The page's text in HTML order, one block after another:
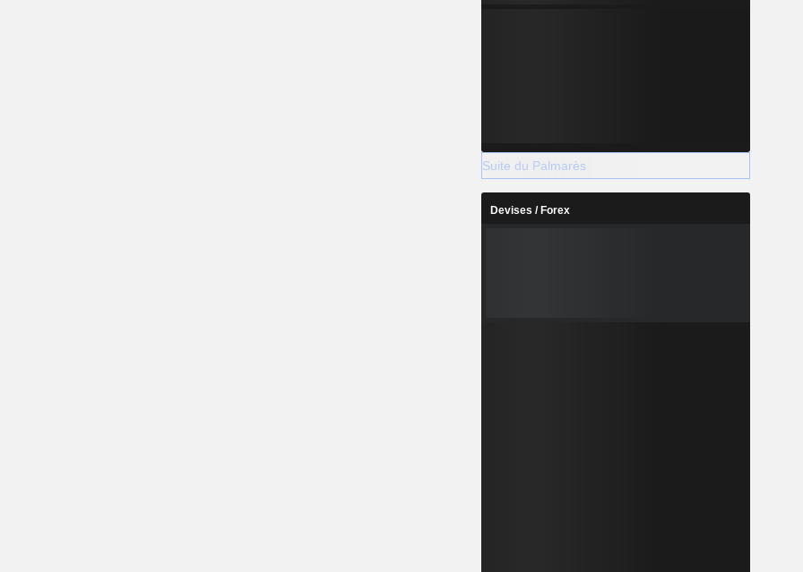
Suite du Palmarès
Devises / Forex